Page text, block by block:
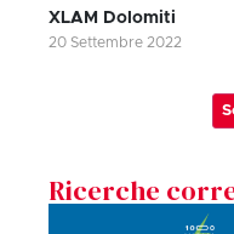
XLAM Dolomiti
20 Settembre 2022
Ricerche